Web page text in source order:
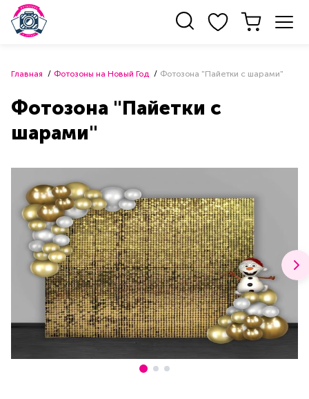
Главная Фотозоны на Новый Год Фотозона "Пайетки с шарами"
Фотозона "Пайетки с
шарами"